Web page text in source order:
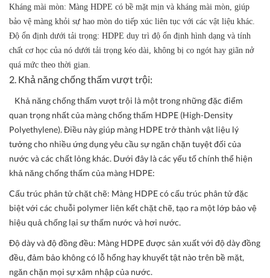
Kháng mài mòn: Màng HDPE có bề mặt mịn và kháng mài mòn, giúp
bảo vệ màng khỏi sự hao mòn do tiếp xúc liên tục với các vật liệu khác.
Độ ổn định dưới tải trọng: HDPE duy trì độ ổn định hình dạng và tính
chất cơ học của nó dưới tải trọng kéo dài, không bị co ngót hay giãn nở
quá mức theo thời gian.
2. Khả năng chống thấm vượt trội:
Khả năng chống thấm vượt trội là một trong những đặc điểm
quan trọng nhất của màng chống thấm HDPE (High-Density
Polyethylene). Điều này giúp màng HDPE trở thành vật liệu lý
tưởng cho nhiều ứng dụng yêu cầu sự ngăn chặn tuyệt đối của
nước và các chất lỏng khác. Dưới đây là các yếu tố chính thể hiện
khả năng chống thấm của màng HDPE:
Cấu trúc phân tử chặt chẽ: Màng HDPE có cấu trúc phân tử đặc
biệt với các chuỗi polymer liên kết chặt chẽ, tạo ra một lớp bảo vệ
hiệu quả chống lại sự thấm nước và hơi nước.
Độ dày và độ đồng đều: Màng HDPE được sản xuất với độ dày đồng
đều, đảm bảo không có lỗ hổng hay khuyết tật nào trên bề mặt,
ngăn chặn mọi sự xâm nhập của nước.